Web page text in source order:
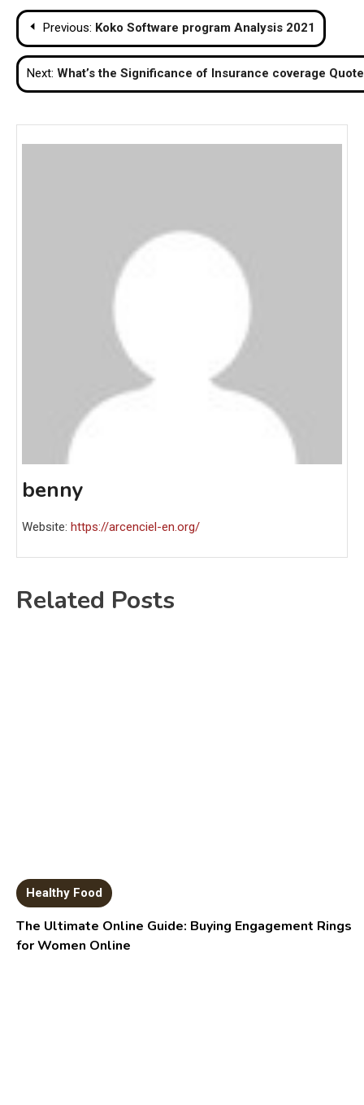
Post
navigation
Previous: Koko Software program Analysis 2021
Next: What’s the Significance of Insurance coverage
benny
Website: https://arcenciel-en.org/
Related Posts
Healthy Food
The Ultimate Online Guide: Buying Engagement Rings
for Women Online